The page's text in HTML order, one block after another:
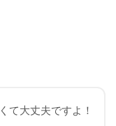
て大丈夫ですよ！